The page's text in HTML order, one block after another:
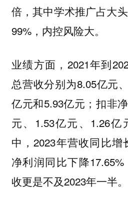
倍，其中学术推广占大
99%，内控风险大。
业绩方面，2021年到
总营收分别为8.05亿元
亿元和5.93亿元；扣非
元、1.53亿元、1.26亿
中，2023年营收同比增
净利润同比下降
收更是不及2023年一半。